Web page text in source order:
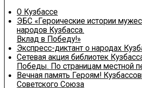
О Кузбассе
ЭБС «Героические истории
народов Кузбасса.
Вклад в Победу!»
Экспресс-диктант о народах
Сетевая акция библиотек
Победы. По страницам местной
Вечная память Героям!
Советского Союза